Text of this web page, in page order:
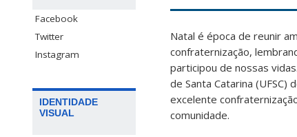
Facebook
Twitter
Instagram
IDENTIDADE
VISUAL
Natal é época de reunir
confraternização,
participou de nossas
de Santa Catarina
excelente
comunidade.